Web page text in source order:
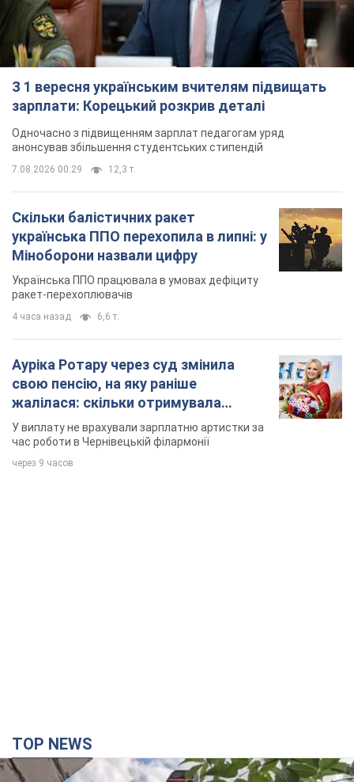
З 1 вересня українським вчителям підвищать
зарплати: Корецький розкрив деталі
Одночасно з підвищенням зарплат педагогам уряд
анонсував збільшення студентських стипендій
7.08.2026 00:29 12,3 т.
Скільки балістичних ракет
українська ППО перехопила в липні: у
Міноборони назвали цифру
Українська ППО працювала в умовах дефіциту
ракет-перехоплювачів
4 часа назад 6,6 т.
Ауріка Ротару через суд змінила
свою пенсію, на яку раніше
жалілася: скільки отримувала
співачка
У виплату не врахували зарплатню артистки за
час роботи в Чернівецькій філармонії
через 9 часов
TOP NEWS